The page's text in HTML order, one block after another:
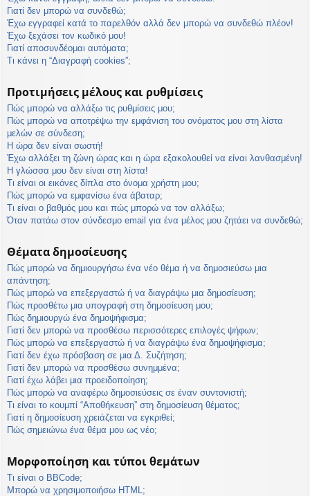
εις
Γιατί δεν μπορώ να συνδεθώ;
Έχω εγγραφεί κατά το παρελθόν αλλά δεν μπορώ να συνδεθώ πλέον!
Έχω ξεχάσει τον κωδικό μου!
Γιατί αποσυνδέομαι αυτόματα;
Τι κάνει η “Διαγραφή cookies”;
Προτιμήσεις μέλους και ρυθμίσεις
Πώς μπορώ να αλλάξω τις ρυθμίσεις μου;
Πώς μπορώ να αποτρέψω την εμφάνιση του ονόματος μου στη λίστα
μελών σε σύνδεση;
Η ώρα δεν είναι σωστή!
Έχω αλλάξει τη ζώνη ώρας και η ώρα εξακολουθεί να είναι λανθασμένη!
Η γλώσσα μου δεν είναι στη λίστα!
Τι είναι οι εικόνες δίπλα στο όνομα χρήστη μου;
Πώς μπορώ να εμφανίσω ένα άβαταρ;
Τι είναι ο βαθμός μου και πώς μπορώ να τον αλλάξω;
Όταν πατάω στον σύνδεσμο email για ένα μέλος μου ζητάει να συνδεθώ;
Θέματα δημοσίευσης
Πώς μπορώ να δημιουργήσω ένα νέο θέμα ή να δημοσιεύσω μια
απάντηση;
Πώς μπορώ να επεξεργαστώ ή να διαγράψω μια δημοσίευση;
Πώς προσθέτω μια υπογραφή στη δημοσίευση μου;
Πώς δημιουργώ ένα δημοψήφισμα;
Γιατί δεν μπορώ να προσθέσω περισσότερες επιλογές ψήφων;
Πώς μπορώ να επεξεργαστώ ή να διαγράψω ένα δημοψήφισμα;
Γιατί δεν έχω πρόσβαση σε μια Δ. Συζήτηση;
Γιατί δεν μπορώ να προσθέσω συνημμένα;
Γιατί έχω λάβει μια προειδοποίηση;
Πώς μπορώ να αναφέρω δημοσιεύσεις σε έναν συντονιστή;
Τι είναι το κουμπί “Αποθήκευση” στη δημοσίευση θέματος;
Γιατί η δημοσίευση χρειάζεται να εγκριθεί;
Πώς σημειώνω ένα θέμα μου ως νέο;
Μορφοποίηση και τύποι θεμάτων
Τι είναι ο BBCode;
Μπορώ να χρησιμοποιήσω HTML;